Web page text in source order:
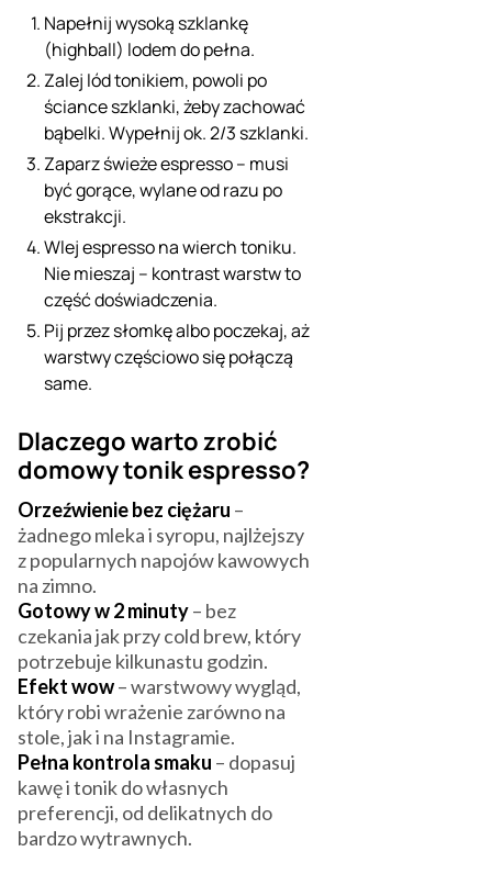
Napełnij wysoką szklankę
(highball) lodem do pełna.
Zalej lód tonikiem, powoli po
ściance szklanki, żeby zachować
bąbelki. Wypełnij ok. 2/3 szklanki.
Zaparz świeże espresso – musi
być gorące, wylane od razu po
ekstrakcji.
Wlej espresso na wierch toniku.
Nie mieszaj – kontrast warstw to
część doświadczenia.
Pij przez słomkę albo poczekaj, aż
warstwy częściowo się połączą
same.
Dlaczego warto zrobić
domowy tonik espresso?
Orzeźwienie bez ciężaru –
żadnego mleka i syropu, najlżejszy
z popularnych napojów kawowych
na zimno.
Gotowy w 2 minuty– bez
czekania jak przy cold brew, który
potrzebuje kilkunastu godzin.
Efekt wow– warstwowy wygląd,
który robi wrażenie zarówno na
stole, jak i na Instagramie.
Pełna kontrola smaku – dopasuj
kawę i tonik do własnych
preferencji, od delikatnych do
bardzo wytrawnych.